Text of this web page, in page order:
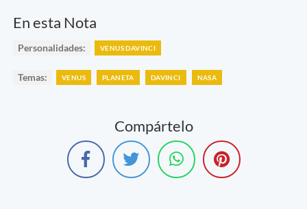
En esta Nota
Personalidades: VENUS DAVINCI
Temas: VENUS PLANETA DAVINCI NASA
Compártelo